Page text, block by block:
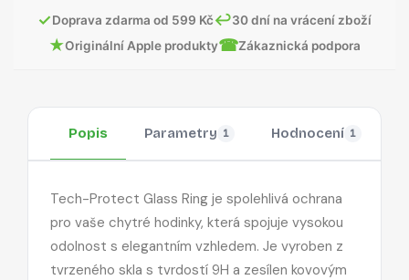
✓Doprava zdarma od 599 Kč↩30 dní na vrácení zboží
★Originální Apple produkty☎Zákaznická podpora
Popis Parametry 1 Hodnocení 1
Tech-Protect Glass Ring je spolehlivá ochrana
pro vaše chytré hodinky, která spojuje vysokou
odolnost s elegantním vzhledem. Je vyroben z
tvrzeného skla s tvrdostí 9H a zesílen kovovým